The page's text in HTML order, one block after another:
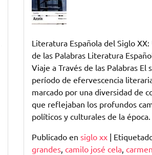
XX:
Viaje
de
las
Literatura Española del Siglo XX:
de las Palabras Literatura
Viaje a Través de las Palabras El
período de efervescencia
marcado por una diversidad de
que reflejaban los profundos
políticos y culturales de la
Publicado en siglo xx|
grandes, camilo josé cela,